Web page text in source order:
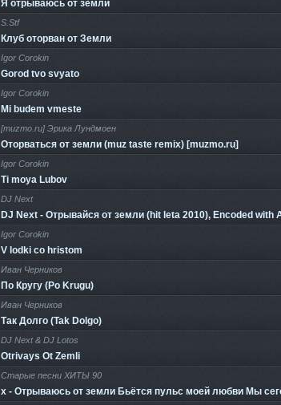
Я отрываюсь от земли
S.Stf
Клуб оторван от Земли
Igor Corokin
Gorod tvo svyato
Igor Corokin
Mi budem vmeste
[muzmo.ru] Эрика Лундмоен
Оторваться от земли (muz taste remix) [muzmo.ru]
Igor Corokin
Ti moya Lubov
DJ Next
DJ Next - Отрывайся от земли (hit leta 2010), Encoded with
Igor Corokin
V lodki co hristom
Иван Черников
По Кругу (Po Krugu)
Иван Черников
Так Долго (Tak Dolgo)
DJ Next & DJ Lotos
Otrivays Ot Zemli
Старые песни ХИТЫ 90
х - Отрываюсь от земли Бьётся пульс моей любви Мы